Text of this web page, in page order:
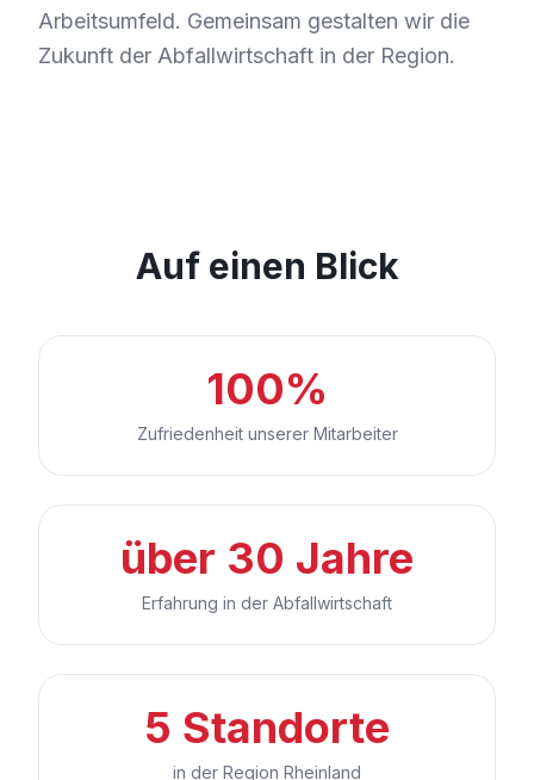
Arbeitsumfeld. Gemeinsam gestalten wir die
Zukunft der Abfallwirtschaft in der Region.
Auf einen Blick
100%
Zufriedenheit unserer Mitarbeiter
über 30 Jahre
Erfahrung in der Abfallwirtschaft
5 Standorte
in der Region Rheinland